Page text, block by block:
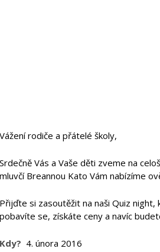
Vážení rodiče a přátelé školy,
Srdečně Vás a Vaše děti zveme na
mluvčí Breannou Kato Vám nabízíme
Přijďte si zasoutěžit na naši Quiz
pobavíte se, získáte ceny a navíc
Kdy? 4. února 2016